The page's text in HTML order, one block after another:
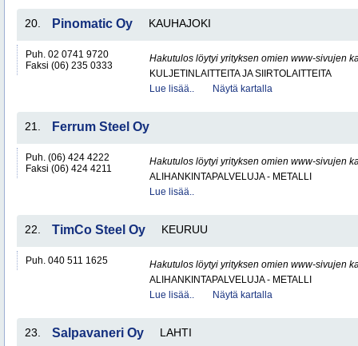
20. Pinomatic Oy KAUHAJOKI
Puh. 02 0741 9720
Faksi (06) 235 0333
Hakutulos löytyi yrityksen omien www-sivujen
KULJETINLAITTEITA JA SIIRTOLAITTEITA
Lue lisää..
Näytä kartalla
21. Ferrum Steel Oy
Puh. (06) 424 4222
Faksi (06) 424 4211
Hakutulos löytyi yrityksen omien www-sivujen
ALIHANKINTAPALVELUJA - METALLI
Lue lisää..
22. TimCo Steel Oy KEURUU
Puh. 040 511 1625
Hakutulos löytyi yrityksen omien www-sivujen
ALIHANKINTAPALVELUJA - METALLI
Lue lisää..
Näytä kartalla
23. Salpavaneri Oy LAHTI